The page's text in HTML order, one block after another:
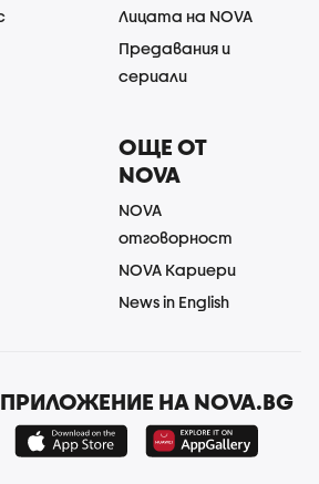
Лицата на NOVA
Предавания и
сериали
ОЩЕ ОТ
NOVA
NOVA
отговорност
NOVA Кариери
News in English
НА NOVA.BG